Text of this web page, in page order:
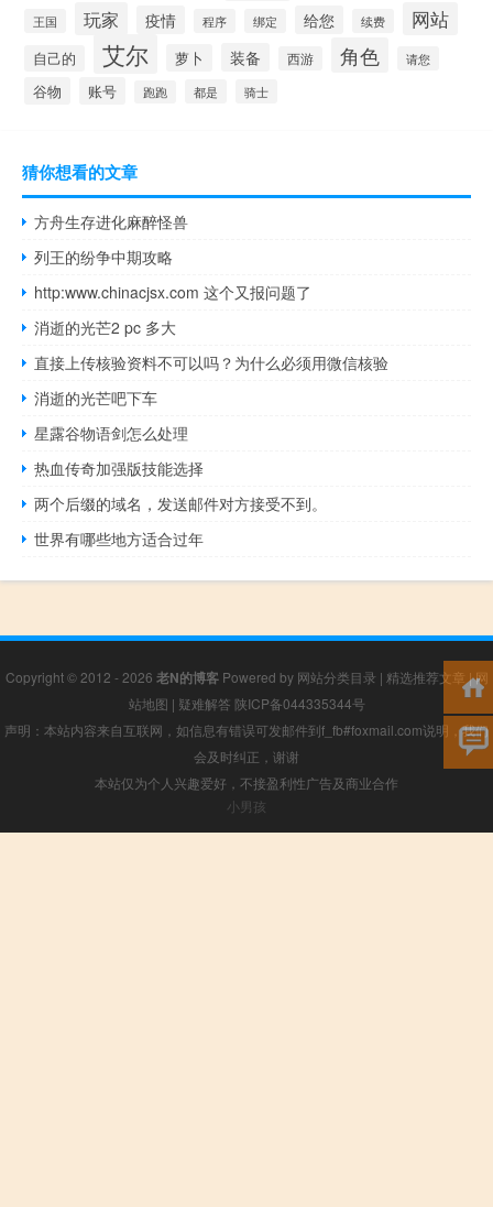
王国 玩家 疫情 程序 绑定 给您 续费 网站
自己的 艾尔 萝卜 装备 西游 角色 请您
谷物 账号 跑跑 都是 骑士
猜你想看的文章
方舟生存进化麻醉怪兽
列王的纷争中期攻略
http:www.chinacjsx.com 这个又报问题了
消逝的光芒2 pc 多大
直接上传核验资料不可以吗？为什么必须用微信核验
消逝的光芒吧下车
星露谷物语剑怎么处理
热血传奇加强版技能选择
两个后缀的域名，发送邮件对方接受不到。
世界有哪些地方适合过年
Copyright © 2012 - 2026 老N的博客Powered by 网站分类目录 | 精选推荐文章 |网
站地图 | 疑难解答 陕ICP备044335344号
声明：本站内容来自互联网，如信息有错误可发邮件到f_fb#foxmail.com说明，我们
会及时纠正，谢谢
本站仅为个人兴趣爱好，不接盈利性广告及商业合作
小男孩